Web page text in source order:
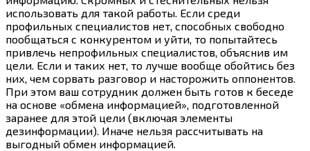
использовать для такой работы. Если среди
профильных специалистов нет, способных свободно
пообщаться с конкурентом и уйти, то попытайтесь
привлечь непрофильных специалистов, объяснив им
цели. Если и таких нет, то лучше вообще обойтись без
них, чем сорвать разговор и насторожить оппонентов.
При этом ваш сотрудник должен быть готов к беседе
на основе «обмена информацией», подготовленной
заранее для этой цели (включая элементы
дезинформации). Иначе нельзя рассчитывать на
выгодный обмен информацией.